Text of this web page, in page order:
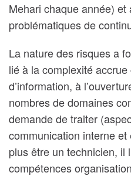
Mehari chaque année) et
problématiques de
La nature des risques a
lié à la complexité
d’information, à
nombres de domaines
demande de traiter
communication interne
plus être un technicien, il
compétences